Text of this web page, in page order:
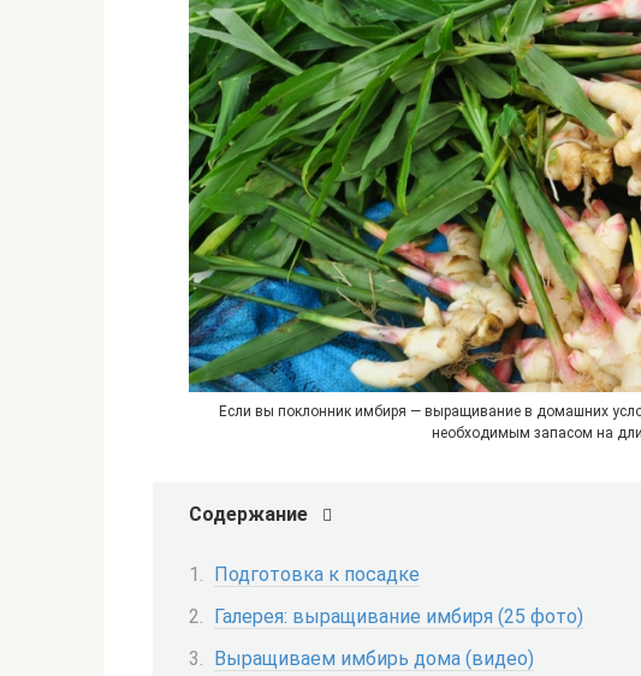
Если вы поклонник имбиря — выращивание в домашних
необходимым запасом на
Содержание
Подготовка к посадке
Галерея: выращивание имбиря (25 фото)
Выращиваем имбирь дома (видео)